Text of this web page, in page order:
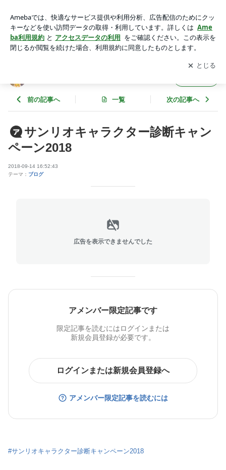
アプリをダウンロードして ブログの更新通知
を受け取りまし
ょう。
開く
前の記事へ 一覧 次の記事へ
サンリオキャラクター診断キャン
ペーン2018
2018-09-14 16:52:43
テーマ： ブログ
広告を表示できませんでした
アメンバー限定記事です
限定記事を読むにはログインまたは
新規会員登録が必要です。
ログインまたは新規会員登録へ
アメンバー限定記事を読むには
#サンリオキャラクター診断キャンペーン2018